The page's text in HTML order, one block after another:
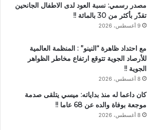
مصدر رسمي: نسبة العود لدى الاطفال الجانحين
تقدّر بأكثر من 30 بالمائة !!
9 أغسطس، 2026
مع احتداد ظاهرة “النينو” : المنظمة العالمية
للأرصاد الجوية تتوقع ارتفاع مخاطر الظواهر
الجوية !!
8 أغسطس، 2026
كان داعما له منذ بداياته: ميسي يتلقى صدمة
موجعة بوفاة والده عن 68 عاما !!
8 أغسطس، 2026